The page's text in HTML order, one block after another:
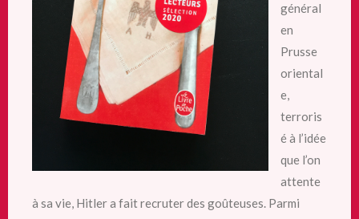
général
en
Prusse
oriental
e,
terroris
é à l’idée
que l’on
attente
à sa vie, Hitler a fait recruter des goûteuses. Parmi